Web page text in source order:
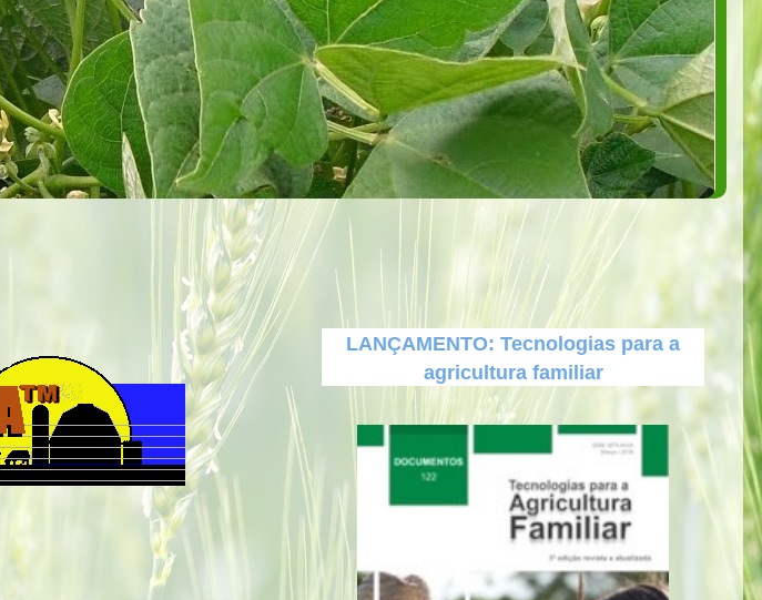
LANÇAMENTO: Tecnologias para a
agricultura familiar